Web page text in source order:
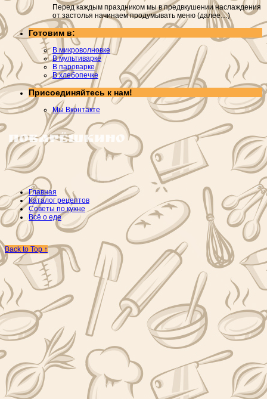
Перед каждым праздником мы в предвкушении наслаждения
от застолья начинаем продумывать меню (далее…)
Готовим в:
В микроволновке
В мультиварке
В пароварке
В хлебопечке
Присоединяйтесь к нам!
Мы Вконтакте
Главная
Каталог рецептов
Советы по кухне
Всё о еде
Back to Top ↑